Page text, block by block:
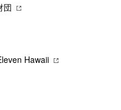
団
Hawaii